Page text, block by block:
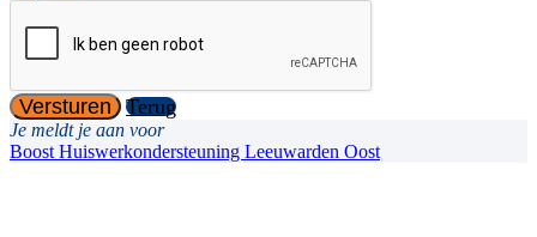
Versturen Terug
Je meldt je aan voor
Boost Huiswerkondersteuning Leeuwarden Oost